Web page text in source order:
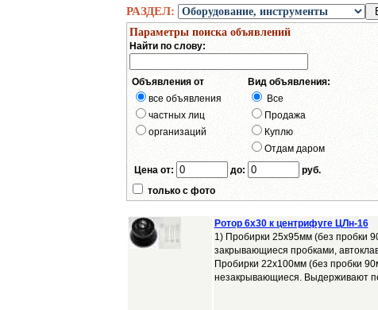
РАЗДЕЛ:
Параметры поиска объявлений
Найти по слову:
Объявления от
все объявления
частных лиц
организаций
Вид объявления:
Все
Продажа
Куплю
Отдам даром
Цена от:
до: руб.
только с фото
Ротор 6x30 к центрифуге ЦЛн-16
1) Пробирки 25х95мм (без пробки
закрывающиеся пробками,
Пробирки 22х100мм (без пробки
незакрывающиеся. Выдерживают